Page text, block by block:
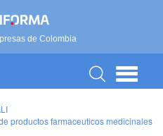
de Colombia
productos farmaceuticos medicinales